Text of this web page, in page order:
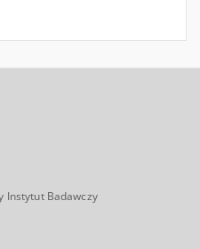
Instytut Badawczy